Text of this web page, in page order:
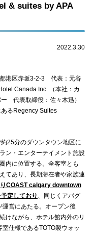
& suites by APA
2022.3.30
港区赤坂3-2-3 代表：元谷
Canada Inc. （本社：カ
代表取締役：佐々木迅）
るRegency Suites
25分のダウンタウン地区に
ン・エンターテイメント施設
内に位置する。全客室とも
てあり、長期滞在者や家族連
COAST calgary downtown
定しており
、同じくアパグ
営にあたる。オープン後
けながら、ホテル館内外のリ
室仕様であるTOTO製ウォッ